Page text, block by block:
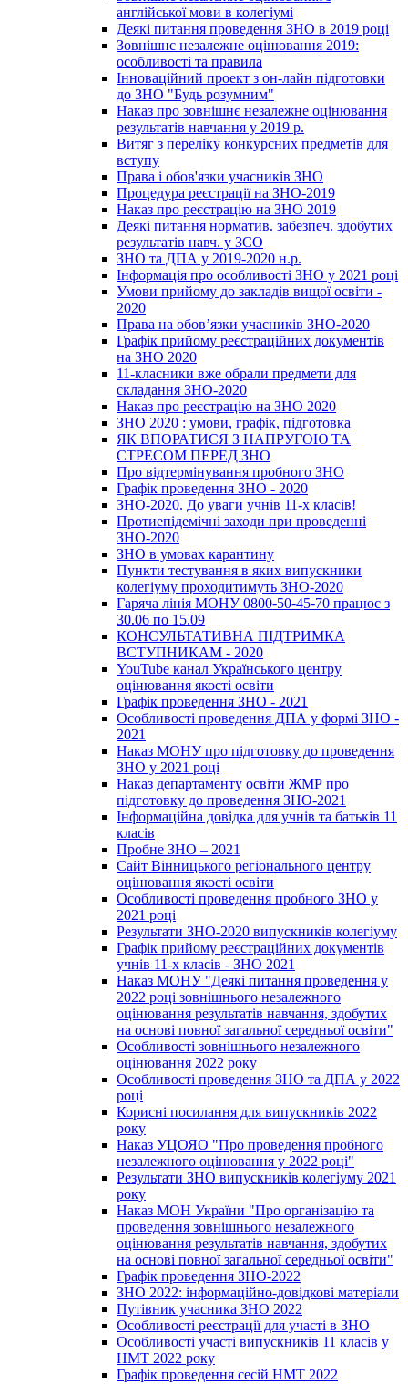
англійської мови в колегіумі
Деякі питання проведення ЗНО в 2019 році
Зовнішнє незалежне оцінювання 2019:
особливості та правила
Інноваційний проект з он-лайн підготовки
до ЗНО "Будь розумним"
Наказ про зовнішнє незалежне оцінювання
результатів навчання у 2019 р.
Витяг з переліку конкурсних предметів для
вступу
Права і обов'язки учасників ЗНО
Процедура реєстрації на ЗНО-2019
Наказ про реєстрацію на ЗНО 2019
Деякі питання норматив. забезпеч. здобутих
результатів навч. у ЗСО
ЗНО та ДПА у 2019-2020 н.р.
Інформація про особливості ЗНО у 2021 році
Умови прийому до закладів вищої освіти -
2020
Права на обов’язки учасників ЗНО-2020
Графік прийому реєстраційних документів
на ЗНО 2020
11-класники вже обрали предмети для
складання ЗНО-2020
Наказ про реєстрацію на ЗНО 2020
ЗНО 2020 : умови, графік, підготовка
ЯК ВПОРАТИСЯ З НАПРУГОЮ ТА
СТРЕСОМ ПЕРЕД ЗНО
Про відтермінування пробного ЗНО
Графік проведення ЗНО - 2020
ЗНО-2020. До уваги учнів 11-х класів!
Протиепідемічні заходи при проведенні
ЗНО-2020
ЗНО в умовах карантину
Пункти тестування в яких випускники
колегіуму проходитимуть ЗНО-2020
Гаряча лінія МОНУ 0800-50-45-70 працює з
30.06 по 15.09
КОНСУЛЬТАТИВНА ПІДТРИМКА
ВСТУПНИКАМ - 2020
YouTube канал Українського центру
оцінювання якості освіти
Графік проведення ЗНО - 2021
Особливості проведення ДПА у формі ЗНО -
2021
Наказ МОНУ про підготовку до проведення
ЗНО у 2021 році
Наказ департаменту освіти ЖМР про
підготовку до проведення ЗНО-2021
Інформаційна довідка для учнів та батьків 11
класів
Пробне ЗНО – 2021
Сайт Вінницького регіонального центру
оцінювання якості освіти
Особливості проведення пробного ЗНО у
2021 році
Результати ЗНО-2020 випускників колегіуму
Графік прийому реєстраційних документів
учнів 11-х класів - ЗНО 2021
Наказ МОНУ "Деякі питання проведення у
2022 році зовнішнього незалежного
оцінювання результатів навчання, здобутих
на основі повної загальної середньої освіти"
Особливості зовнішнього незалежного
оцінювання 2022 року
Особливості проведення ЗНО та ДПА у 2022
році
Корисні посилання для випускників 2022
року
Наказ УЦОЯО "Про проведення пробного
незалежного оцінювання у 2022 році"
Результати ЗНО випускників колегіуму 2021
року
Наказ МОН України "Про організацію та
проведення зовнішнього незалежного
оцінювання результатів навчання, здобутих
на основі повної загальної середньої освіти"
Графік проведення ЗНО-2022
ЗНО 2022: інформаційно-довідкові матеріали
Путівник учасника ЗНО 2022
Особливості реєстрації для участі в ЗНО
Особливості участі випускників 11 класів у
НМТ 2022 року
Графік проведення сесій НМТ 2022